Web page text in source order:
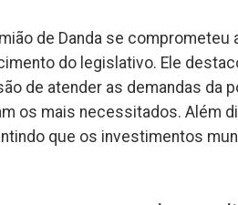
de Danda se comprometeu
do legislativo. Ele
de atender as demandas da
os mais necessitados. Além
que os investimentos